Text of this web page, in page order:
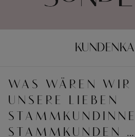
WAS WÄREN WIR
UNSERE LIEBEN
STAMMKUNDEN …